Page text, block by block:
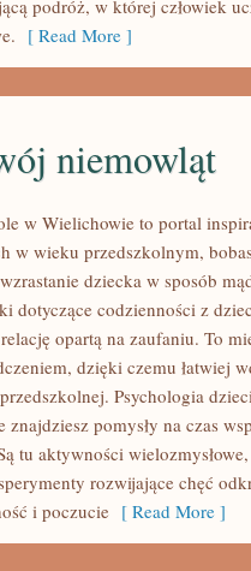
podróż, w której człowiek
[ Read More ]
niemowląt
w Wielichowie to portal
w wieku przedszkolnym,
dziecka w sposób
dotyczące codzienności z
opartą na zaufaniu. To
dzięki czemu łatwiej
Psychologia
znajdziesz pomysły na czas
tu aktywności
rozwijające chęć
i poczucie [ Read More ]